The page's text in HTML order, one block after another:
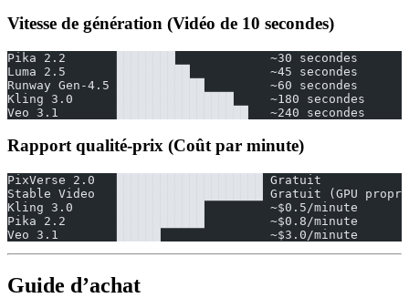
Vitesse de génération (Vidéo de 10 secondes)
Pika 2.2       ████████             ~30 secondes
Luma 2.5       ██████████           ~45 secondes
Runway Gen-4.5 ████████████         ~60 secondes
Kling 3.0      ████████████████     ~180 secondes
Veo 3.1        ██████████████████   ~240 secondes
Rapport qualité-prix (Coût par minute)
PixVerse 2.0   ████████████████████ Gratuit
Stable Video   ████████████████████ Gratuit (GPU
Kling 3.0      ████████████         ~$0.5/minute
Pika 2.2       ████████████         ~$0.8/minute
Veo 3.1        ██████               ~$3.0/minute
Guide d’achat